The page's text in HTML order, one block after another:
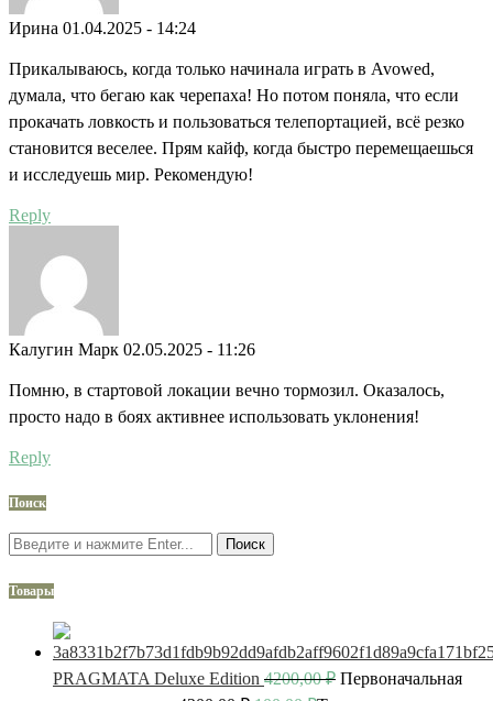
Ирина 01.04.2025 - 14:24
Прикалываюсь, когда только начинала играть в Avowed,
думала, что бегаю как черепаха! Но потом поняла, что если
прокачать ловкость и пользоваться телепортацией, всё резко
становится веселее. Прям кайф, когда быстро перемещаешься
и исследуешь мир. Рекомендую!
Reply
Калугин Марк 02.05.2025 - 11:26
Помню, в стартовой локации вечно тормозил. Оказалось,
просто надо в боях активнее использовать уклонения!
Reply
Поиск
Поиск
Товары
PRAGMATA Deluxe Edition 4200,00₽ Первоначальная